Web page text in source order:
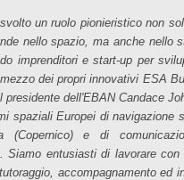
un ruolo pionieristico non
nello spazio, ma anche nello
imprenditori e start-up per
dei propri innovativi ESA
presidente dell'EBAN Candace
spaziali Europei di navigazione
(Copernico) e di
Siamo entusiasti di lavorare
accompagnamento ed